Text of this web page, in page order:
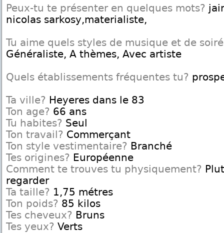
Peux-tu te présenter en quelques mots?
nicolas sarkosy,materialiste,
Tu aime quels styles de musique et de
Généraliste, A thèmes, Avec artiste
Quels établissements fréquentes tu?
Ta ville? Heyeres dans le 83
Ton age? 66 ans
Tu habites? Seul
Ton travail? Commerçant
Ton style vestimentaire? Branché
Tes origines? Européenne
Comment te trouves tu physiquement?
regarder
Ta taille? 1,75 métres
Ton poids? 85 kilos
Tes cheveux? Bruns
Tes yeux? Verts